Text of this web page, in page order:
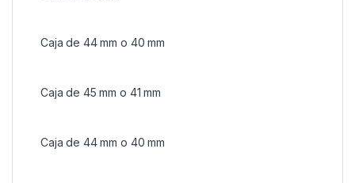
Caja de 44 mm o 40 mm
Caja de 45 mm o 41 mm
Caja de 44 mm o 40 mm